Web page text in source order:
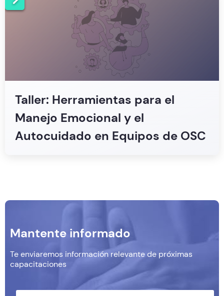
Taller: Herramientas para el
Manejo Emocional y el
Autocuidado en Equipos de OSC
Mantente informado
Te enviaremos información relevante de próximas
capacitaciones